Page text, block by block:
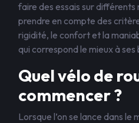
faire des essais sur
prendre en compte des
rigidité, le confort et la
qui correspond le mieux à
Quel vélo de
commencer ?
Lorsque l’on se lance dans le